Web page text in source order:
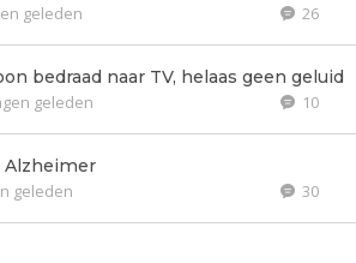
geleden 26
bedraad naar TV, helaas geen geluid
geleden 10
Alzheimer
geleden 30